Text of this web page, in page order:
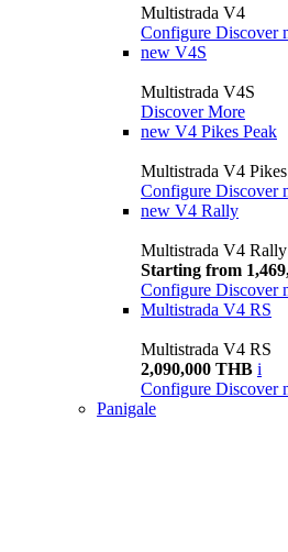
Multistrada V4
Configure Discover
new V4S
Multistrada V4S
Discover More
new V4 Pikes Peak
Multistrada V4
Configure Discover
new V4 Rally
Multistrada V4 Rally
Starting from
Configure Discover
Multistrada V4 RS
Multistrada V4 RS
2,090,000 THB i
Configure Discover
Panigale